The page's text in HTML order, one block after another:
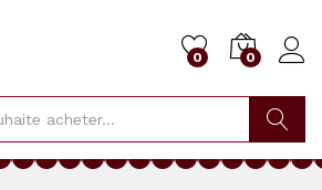
0 0
Chercher